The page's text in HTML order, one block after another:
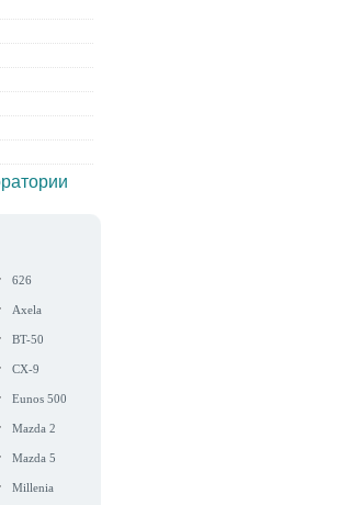
· 626
· Axela
· BT-50
· CX-9
· Eunos 500
· Mazda 2
· Mazda 5
· Millenia